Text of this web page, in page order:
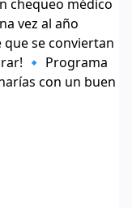
chequeo médico
vez al año
se conviertan
🔹 Programa
con un buen